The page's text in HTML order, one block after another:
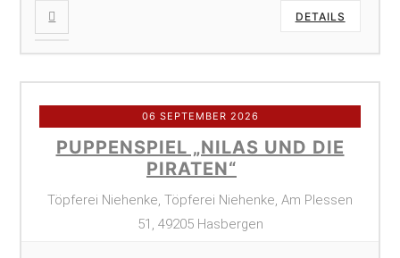
DETAILS
06 SEPTEMBER 2026
PUPPENSPIEL „NILAS UND DIE
PIRATEN“
Töpferei Niehenke, Töpferei Niehenke, Am Plessen
51, 49205 Hasbergen